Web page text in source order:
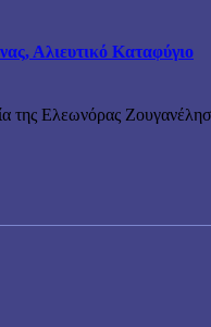
Αλιευτικό Καταφύγιο
της Ελεωνόρας